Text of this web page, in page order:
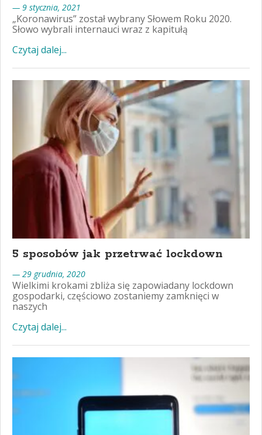
— 9 stycznia, 2021
„Koronawirus” został wybrany Słowem Roku 2020.
Słowo wybrali internauci wraz z kapitułą
Czytaj dalej...
5 sposobów jak przetrwać lockdown
— 29 grudnia, 2020
Wielkimi krokami zbliża się zapowiadany lockdown
gospodarki, częściowo zostaniemy zamknięci w
naszych
Czytaj dalej...